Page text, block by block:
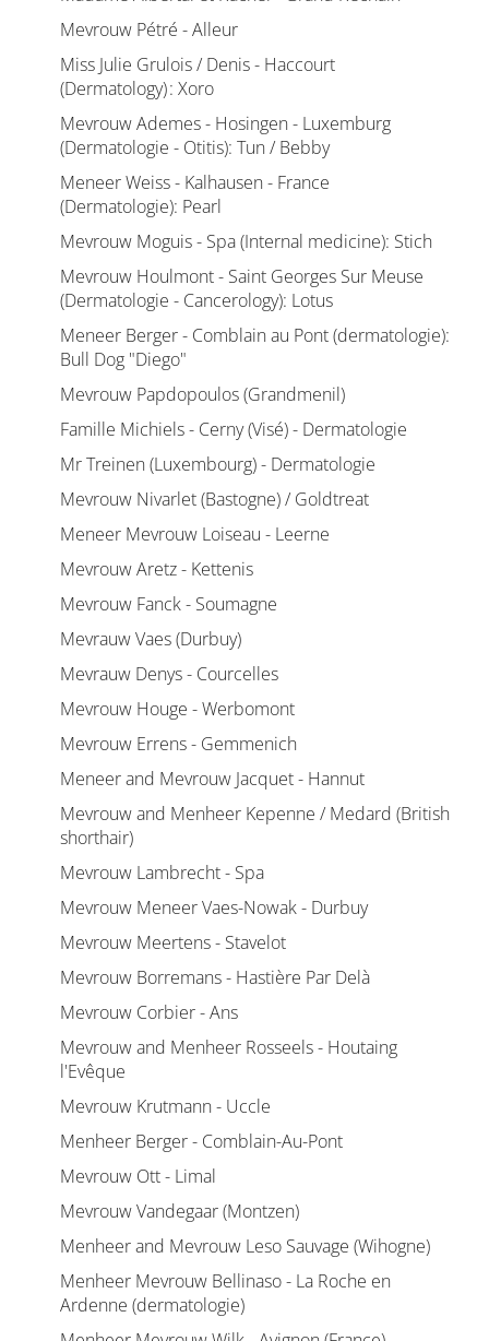
Mevrouw Pétré - Alleur
Miss Julie Grulois / Denis - Haccourt
(Dermatology) : Xoro
Mevrouw Ademes - Hosingen - Luxemburg
(Dermatologie - Otitis): Tun / Bebby
Meneer Weiss - Kalhausen - France
(Dermatologie): Pearl
Mevrouw Moguis - Spa (Internal medicine): Stich
Mevrouw Houlmont - Saint Georges Sur Meuse
(Dermatologie - Cancerology): Lotus
Meneer Berger - Comblain au Pont (dermatologie):
Bull Dog "Diego"
Mevrouw Papdopoulos (Grandmenil)
Famille Michiels - Cerny (Visé) - Dermatologie
Mr Treinen (Luxembourg) - Dermatologie
Mevrouw Nivarlet (Bastogne) / Goldtreat
Meneer Mevrouw Loiseau - Leerne
Mevrouw Aretz - Kettenis
Mevrouw Fanck - Soumagne
Mevrauw Vaes (Durbuy)
Mevrauw Denys - Courcelles
Mevrouw Houge - Werbomont
Mevrouw Errens - Gemmenich
Meneer and Mevrouw Jacquet - Hannut
Mevrouw and Menheer Kepenne / Medard (British
shorthair)
Mevrouw Lambrecht - Spa
Mevrouw Meneer Vaes-Nowak - Durbuy
Mevrouw Meertens - Stavelot
Mevrouw Borremans - Hastière Par Delà
Mevrouw Corbier - Ans
Mevrouw and Menheer Rosseels - Houtaing
l'Evêque
Mevrouw Krutmann - Uccle
Menheer Berger - Comblain-Au-Pont
Mevrouw Ott - Limal
Mevrouw Vandegaar (Montzen)
Menheer and Mevrouw Leso Sauvage (Wihogne)
Menheer Mevrouw Bellinaso - La Roche en
Ardenne (dermatologie)